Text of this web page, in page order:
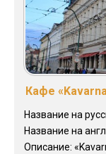
Кафе
Название на
Название на
Описание: